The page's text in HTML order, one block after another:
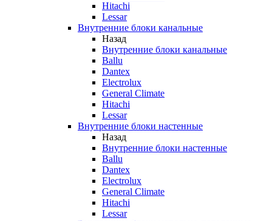
Hitachi
Lessar
Внутренние блоки канальные
Назад
Внутренние блоки канальные
Ballu
Dantex
Electrolux
General Climate
Hitachi
Lessar
Внутренние блоки настенные
Назад
Внутренние блоки настенные
Ballu
Dantex
Electrolux
General Climate
Hitachi
Lessar